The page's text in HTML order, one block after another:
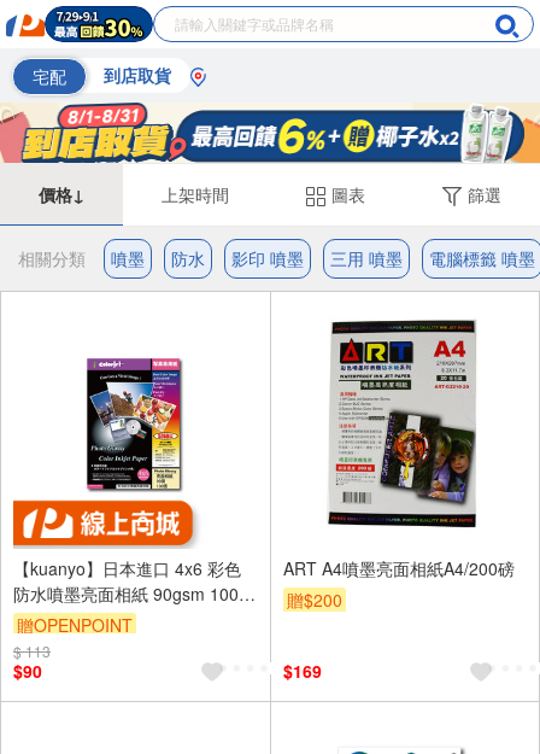
宅配 到店取貨
價格↓ 上架時間 圖表 篩選
相關分類 噴墨 防水 影印 噴墨 三用 噴墨 電腦標籤 噴墨
【kuanyo】日本進口 4x6 彩色
防水噴墨亮面相紙 90gsm 100張
/包 DS90
贈OPENPOINT
$ 113
$90
ART A4噴墨亮面相紙A4/200磅
贈$200
$169